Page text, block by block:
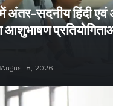
अंतर-सदनीय हिंदी एवं
आशुभाषण
August 8, 2026